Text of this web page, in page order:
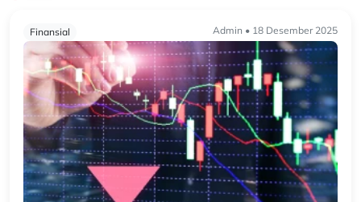
Finansial Admin • 18 Desember 2025